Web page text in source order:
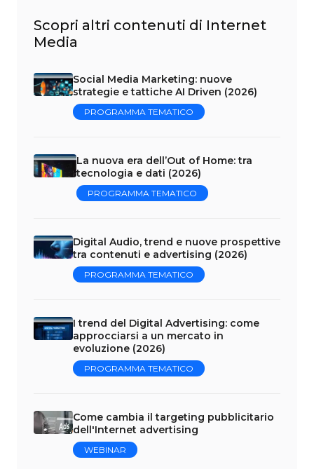
Scopri altri contenuti di Internet
Media
Social Media Marketing: nuove
strategie e tattiche AI Driven (2026)
PROGRAMMA TEMATICO
La nuova era dell’Out of Home: tra
tecnologia e dati (2026)
PROGRAMMA TEMATICO
Digital Audio, trend e nuove prospettive
tra contenuti e advertising (2026)
PROGRAMMA TEMATICO
I trend del Digital Advertising: come
approcciarsi a un mercato in
evoluzione (2026)
PROGRAMMA TEMATICO
Come cambia il targeting pubblicitario
dell'Internet advertising
WEBINAR